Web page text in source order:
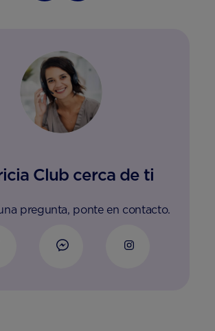
Club cerca de ti
pregunta, ponte en contacto.